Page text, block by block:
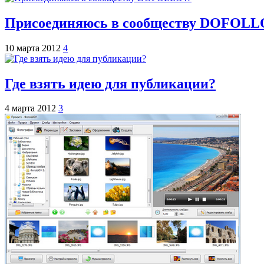
Присоединяюсь в сообществу
10 марта 2012 4
Где взять идею для публикации?
4 марта 2012 3